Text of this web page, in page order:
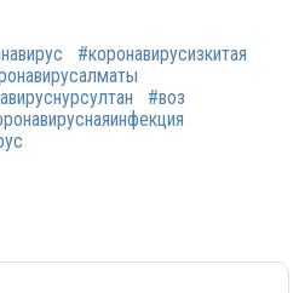
#коронавирусизкитая
#воз